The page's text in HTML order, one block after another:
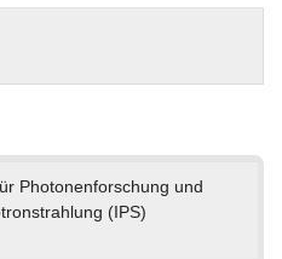
Photonenforschung und
(IPS)